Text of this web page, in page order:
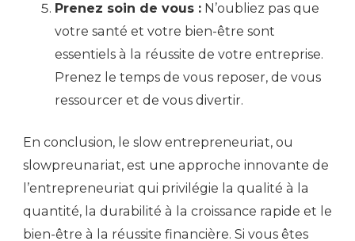
Prenez soin de vous : N’oubliez pas que
votre santé et votre bien-être sont
essentiels à la réussite de votre entreprise.
Prenez le temps de vous reposer, de vous
ressourcer et de vous divertir.
En conclusion, le slow entrepreneuriat, ou
slowpreunariat, est une approche innovante de
l’entrepreneuriat qui privilégie la qualité à la
quantité, la durabilité à la croissance rapide et le
bien-être à la réussite financière. Si vous êtes